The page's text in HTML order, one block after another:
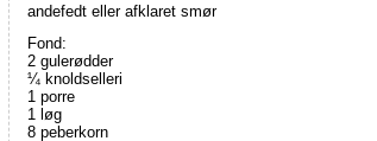
andefedt eller afklaret smør
Fond:
2 gulerødder
¼ knoldselleri
1 porre
1 løg
8 peberkorn